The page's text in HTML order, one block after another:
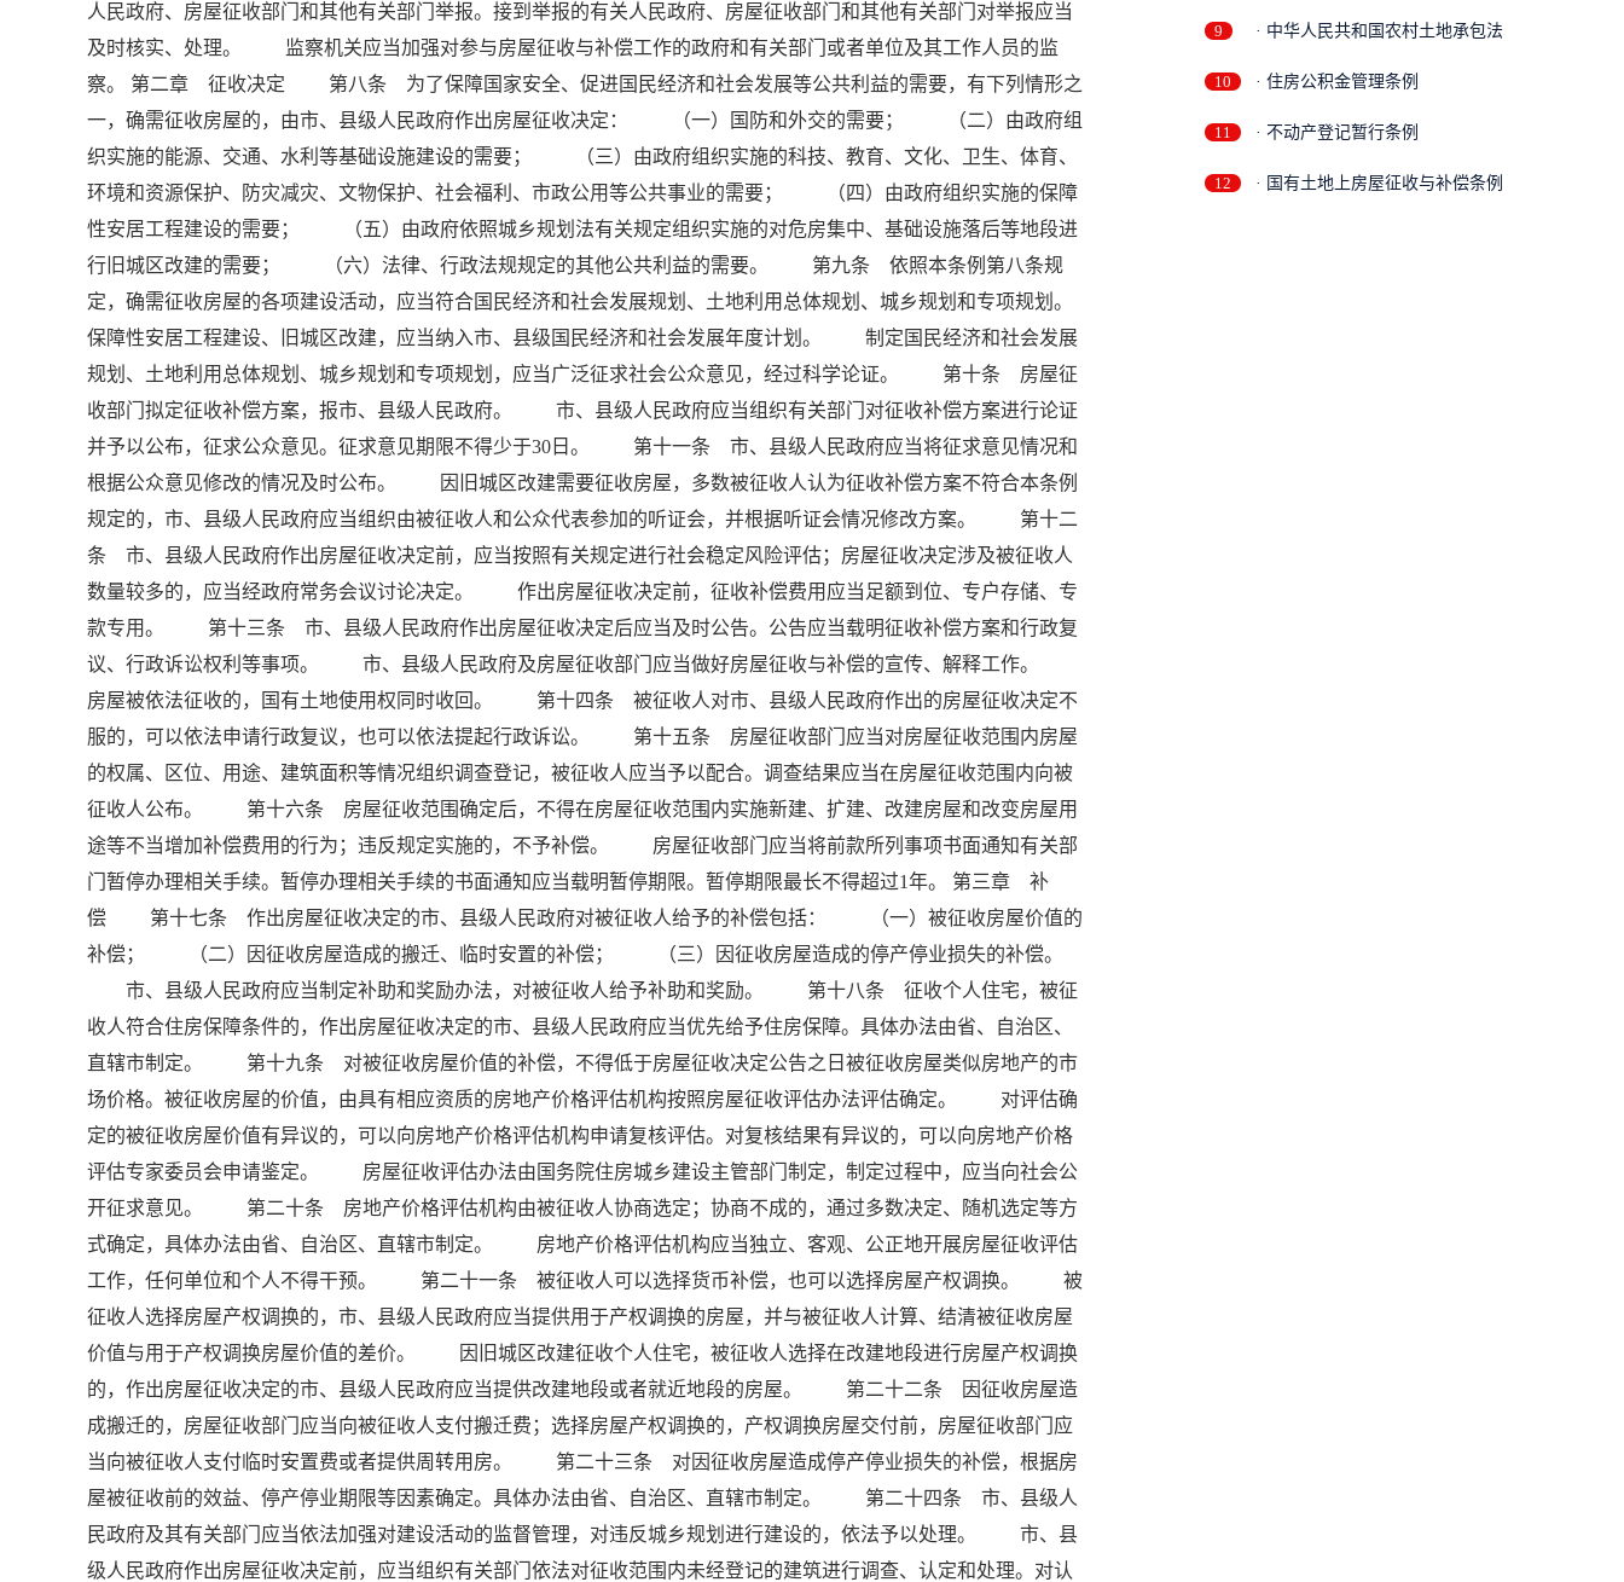
人民政府、房屋征收部门和其他有关部门举报。接到举报的有关人民政府、房屋征收部门和其他有关部门对举报应当
及时核实、处理。 监察机关应当加强对参与房屋征收与补偿工作的政府和有关部门或者单位及其工作人员的监
察。 第二章 征收决定 第八条 为了保障国家安全、促进国民经济和社会发展等公共利益的需要，有下列情形之
一，确需征收房屋的，由市、县级人民政府作出房屋征收决定： （一）国防和外交的需要； （二）由政府组
织实施的能源、交通、水利等基础设施建设的需要； （三）由政府组织实施的科技、教育、文化、卫生、体育、
环境和资源保护、防灾减灾、文物保护、社会福利、市政公用等公共事业的需要； （四）由政府组织实施的保障
性安居工程建设的需要； （五）由政府依照城乡规划法有关规定组织实施的对危房集中、基础设施落后等地段进
行旧城区改建的需要； （六）法律、行政法规规定的其他公共利益的需要。 第九条 依照本条例第八条规
定，确需征收房屋的各项建设活动，应当符合国民经济和社会发展规划、土地利用总体规划、城乡规划和专项规划。
保障性安居工程建设、旧城区改建，应当纳入市、县级国民经济和社会发展年度计划。 制定国民经济和社会发展
规划、土地利用总体规划、城乡规划和专项规划，应当广泛征求社会公众意见，经过科学论证。 第十条 房屋征
收部门拟定征收补偿方案，报市、县级人民政府。 市、县级人民政府应当组织有关部门对征收补偿方案进行论证
并予以公布，征求公众意见。征求意见期限不得少于30日。 第十一条 市、县级人民政府应当将征求意见情况和
根据公众意见修改的情况及时公布。 因旧城区改建需要征收房屋，多数被征收人认为征收补偿方案不符合本条例
规定的，市、县级人民政府应当组织由被征收人和公众代表参加的听证会，并根据听证会情况修改方案。 第十二
条 市、县级人民政府作出房屋征收决定前，应当按照有关规定进行社会稳定风险评估；房屋征收决定涉及被征收人
数量较多的，应当经政府常务会议讨论决定。 作出房屋征收决定前，征收补偿费用应当足额到位、专户存储、专
款专用。 第十三条 市、县级人民政府作出房屋征收决定后应当及时公告。公告应当载明征收补偿方案和行政复
议、行政诉讼权利等事项。 市、县级人民政府及房屋征收部门应当做好房屋征收与补偿的宣传、解释工作。
房屋被依法征收的，国有土地使用权同时收回。 第十四条 被征收人对市、县级人民政府作出的房屋征收决定不
服的，可以依法申请行政复议，也可以依法提起行政诉讼。 第十五条 房屋征收部门应当对房屋征收范围内房屋
的权属、区位、用途、建筑面积等情况组织调查登记，被征收人应当予以配合。调查结果应当在房屋征收范围内向被
征收人公布。 第十六条 房屋征收范围确定后，不得在房屋征收范围内实施新建、扩建、改建房屋和改变房屋用
途等不当增加补偿费用的行为；违反规定实施的，不予补偿。 房屋征收部门应当将前款所列事项书面通知有关部
门暂停办理相关手续。暂停办理相关手续的书面通知应当载明暂停期限。暂停期限最长不得超过1年。 第三章 补
偿 第十七条 作出房屋征收决定的市、县级人民政府对被征收人给予的补偿包括： （一）被征收房屋价值的
补偿； （二）因征收房屋造成的搬迁、临时安置的补偿； （三）因征收房屋造成的停产停业损失的补偿。
市、县级人民政府应当制定补助和奖励办法，对被征收人给予补助和奖励。 第十八条 征收个人住宅，被征
收人符合住房保障条件的，作出房屋征收决定的市、县级人民政府应当优先给予住房保障。具体办法由省、自治区、
直辖市制定。 第十九条 对被征收房屋价值的补偿，不得低于房屋征收决定公告之日被征收房屋类似房地产的市
场价格。被征收房屋的价值，由具有相应资质的房地产价格评估机构按照房屋征收评估办法评估确定。 对评估确
定的被征收房屋价值有异议的，可以向房地产价格评估机构申请复核评估。对复核结果有异议的，可以向房地产价格
评估专家委员会申请鉴定。 房屋征收评估办法由国务院住房城乡建设主管部门制定，制定过程中，应当向社会公
开征求意见。 第二十条 房地产价格评估机构由被征收人协商选定；协商不成的，通过多数决定、随机选定等方
式确定，具体办法由省、自治区、直辖市制定。 房地产价格评估机构应当独立、客观、公正地开展房屋征收评估
工作，任何单位和个人不得干预。 第二十一条 被征收人可以选择货币补偿，也可以选择房屋产权调换。 被
征收人选择房屋产权调换的，市、县级人民政府应当提供用于产权调换的房屋，并与被征收人计算、结清被征收房屋
价值与用于产权调换房屋价值的差价。 因旧城区改建征收个人住宅，被征收人选择在改建地段进行房屋产权调换
的，作出房屋征收决定的市、县级人民政府应当提供改建地段或者就近地段的房屋。 第二十二条 因征收房屋造
成搬迁的，房屋征收部门应当向被征收人支付搬迁费；选择房屋产权调换的，产权调换房屋交付前，房屋征收部门应
当向被征收人支付临时安置费或者提供周转用房。 第二十三条 对因征收房屋造成停产停业损失的补偿，根据房
屋被征收前的效益、停产停业期限等因素确定。具体办法由省、自治区、直辖市制定。 第二十四条 市、县级人
民政府及其有关部门应当依法加强对建设活动的监督管理，对违反城乡规划进行建设的，依法予以处理。 市、县
级人民政府作出房屋征收决定前，应当组织有关部门依法对征收范围内未经登记的建筑进行调查、认定和处理。对认
9 · 中华人民共和国农村土地承包法
10 · 住房公积金管理条例
11 · 不动产登记暂行条例
12 · 国有土地上房屋征收与补偿条例